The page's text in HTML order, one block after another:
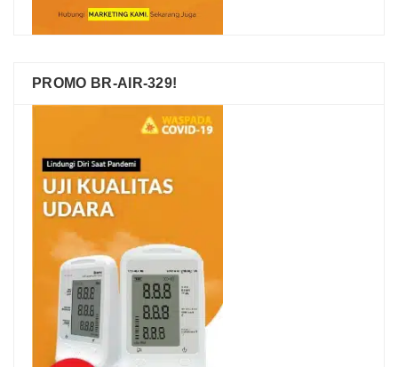
PROMO BR-AIR-329!